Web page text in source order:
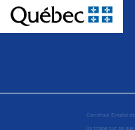
Carrefour Emploi
On trippe sur ce